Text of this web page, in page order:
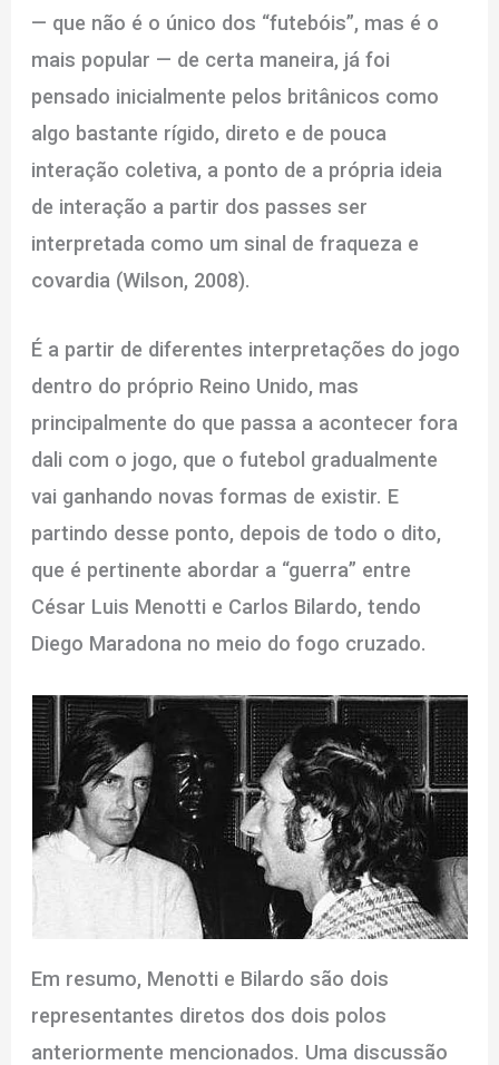
— que não é o único dos “futebóis”, mas é o
mais popular — de certa maneira, já foi
pensado inicialmente pelos britânicos como
algo bastante rígido, direto e de pouca
interação coletiva, a ponto de a própria ideia
de interação a partir dos passes ser
interpretada como um sinal de fraqueza e
covardia (Wilson, 2008).
É a partir de diferentes interpretações do jogo
dentro do próprio Reino Unido, mas
principalmente do que passa a acontecer fora
dali com o jogo, que o futebol gradualmente
vai ganhando novas formas de existir. E
partindo desse ponto, depois de todo o dito,
que é pertinente abordar a “guerra” entre
César Luis Menotti e Carlos Bilardo, tendo
Diego Maradona no meio do fogo cruzado.
Em resumo, Menotti e Bilardo são dois
representantes diretos dos dois polos
anteriormente mencionados. Uma discussão